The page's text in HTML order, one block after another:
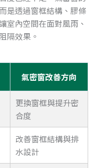
是透過窗框結構、膠條
室內空間在面對風雨、
隔效果。
氣密窗改善方向
更換窗框與提升密
合度
改善窗框結構與排
水設計